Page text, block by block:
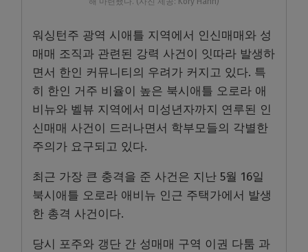
워싱턴주 광역 시애틀 지역에서 인신매매와 성
매매 조직과 관련된 강력 사건이 잇따라 발생하
면서 한인 커뮤니티의 우려가 커지고 있다. 특
히 한인 거주 비율이 높은 북시애틀 오로라 애
비뉴와 벨뷰 지역에서 미성년자까지 연루된 인
신매매 사건이 드러나면서 학부모들의 각별한
주의가 요구되고 있다.
최근 가장 큰 충격을 준 사건은 지난 5월 16일
북시애틀 오로라 애비뉴 인근 주택가에서 발생
한 총격 사건이다.
당시 포주와 갱단 간 성매매 구역 이권 다툼 과